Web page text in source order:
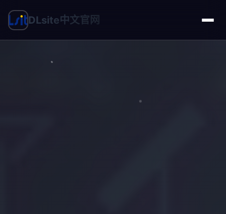
DLsite中文官网